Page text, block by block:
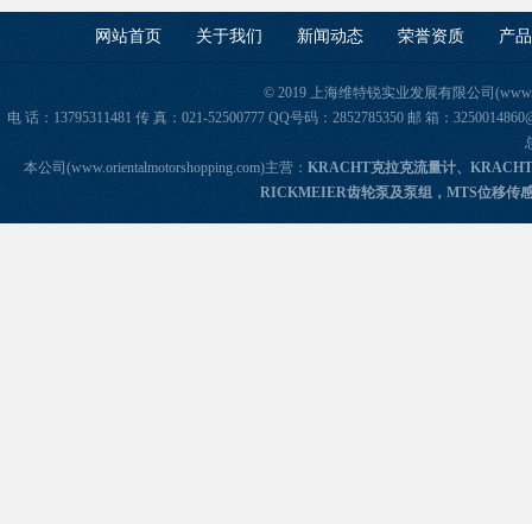
网站首页 关于我们 新闻动态 荣誉资质 产
© 2019 上海维特锐实业发展有限公司
电 话：13795311481 传 真：021-52500777 QQ号码：2852785350 邮 箱：
本公司(www.orientalmotorshopping.com)主营： KRACHT克拉克流量计、
RICKMEIER齿轮泵及泵组，MTS位移传